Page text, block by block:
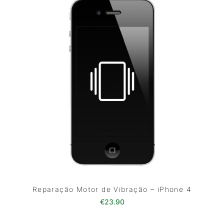
Reparação Motor de Vibração – iPhone 4
€23.90